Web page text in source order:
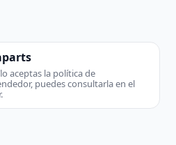
aceptas la política de
puedes consultarla en el